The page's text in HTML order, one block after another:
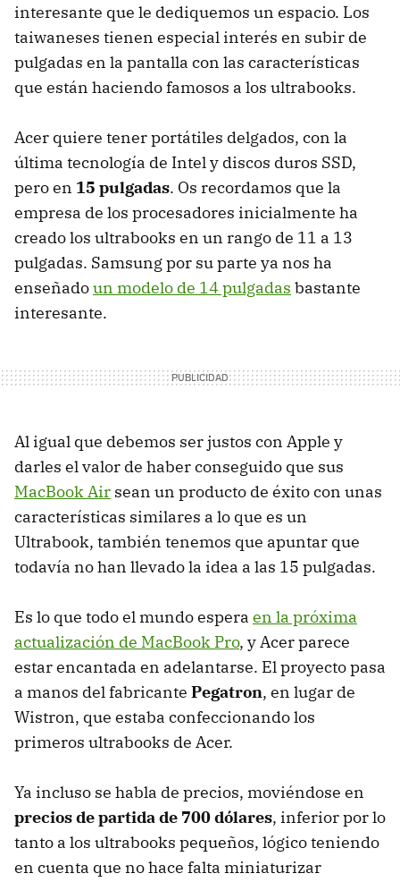
interesante que le dediquemos un espacio. Los
taiwaneses tienen especial interés en subir de
pulgadas en la pantalla con las características
que están haciendo famosos a los ultrabooks.
Acer quiere tener portátiles delgados, con la
última tecnología de Intel y discos duros SSD,
pero en 15 pulgadas. Os recordamos que la
empresa de los procesadores inicialmente ha
creado los ultrabooks en un rango de 11 a 13
pulgadas. Samsung por su parte ya nos ha
enseñadoun modelo de 14 pulgadas bastante
interesante.
Al igual que debemos ser justos con Apple y
darles el valor de haber conseguido que sus
MacBook Air sean un producto de éxito con unas
características similares a lo que es un
Ultrabook, también tenemos que apuntar que
todavía no han llevado la idea a las 15 pulgadas.
Es lo que todo el mundo espera en la próxima
actualización de MacBook Pro, y Acer parece
estar encantada en adelantarse. El proyecto pasa
a manos del fabricante Pegatron, en lugar de
Wistron, que estaba confeccionando los
primeros ultrabooks de Acer.
Ya incluso se habla de precios, moviéndose en
precios de partida de 700 dólares, inferior por lo
tanto a los ultrabooks pequeños, lógico teniendo
en cuenta que no hace falta miniaturizar